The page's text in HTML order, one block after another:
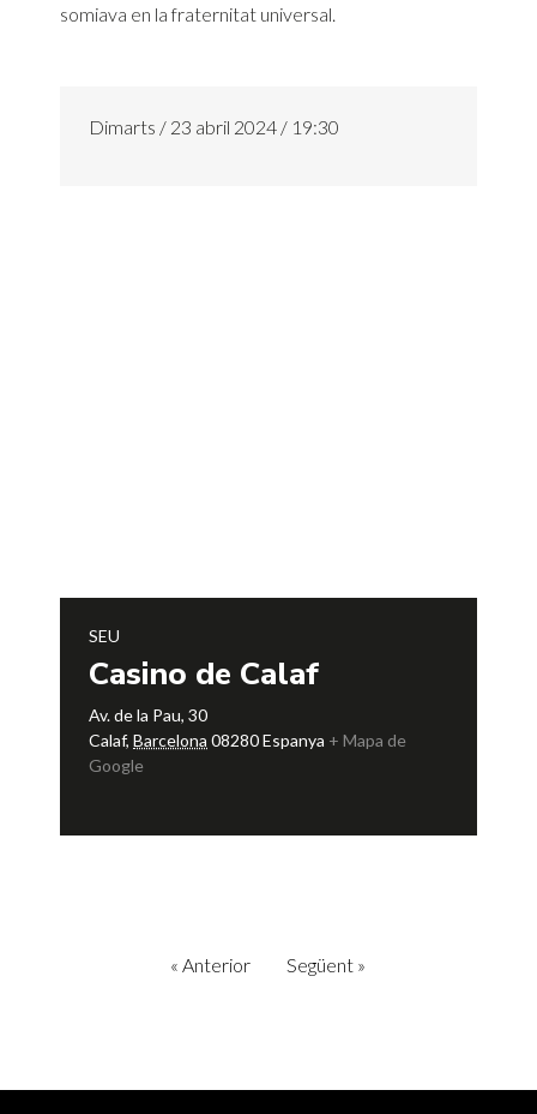
somiava en la fraternitat universal.
Dimarts / 23 abril 2024 / 19:30
SEU
Casino de Calaf
Av. de la Pau, 30
Calaf, Barcelona 08280Espanya + Mapa de
Google
« Anterior Següent »